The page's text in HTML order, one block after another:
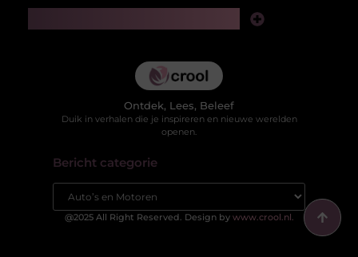
Ontdek, Lees, Beleef
Duik in verhalen die je inspireren en nieuwe werelden
openen.
Bericht categorie
@2025 All Right Reserved. Design by www.crool.nl.